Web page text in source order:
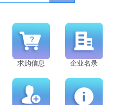
求购信息 企业名录